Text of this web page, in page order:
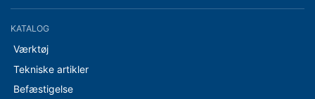
KATALOG
Værktøj
Tekniske artikler
Befæstigelse